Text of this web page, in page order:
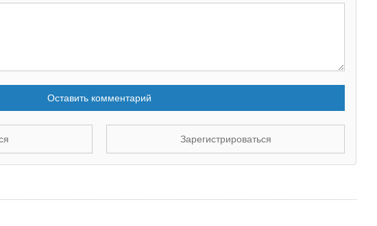
Оставить комментарий
Зарегистрироваться